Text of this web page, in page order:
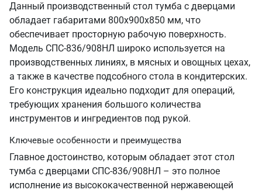
Данный производственный стол тумба с дверцами
обладает габаритами 800х900х850 мм, что
обеспечивает просторную рабочую поверхность.
Модель СПС-836/908НЛ широко используется на
производственных линиях, в мясных и овощных цехах,
а также в качестве подсобного стола в кондитерских.
Его конструкция идеально подходит для операций,
требующих хранения большого количества
инструментов и ингредиентов под рукой.
Ключевые особенности и преимущества
Главное достоинство, которым обладает этот стол
тумба с дверцами СПС-836/908НЛ – это полное
исполнение из высококачественной нержавеющей